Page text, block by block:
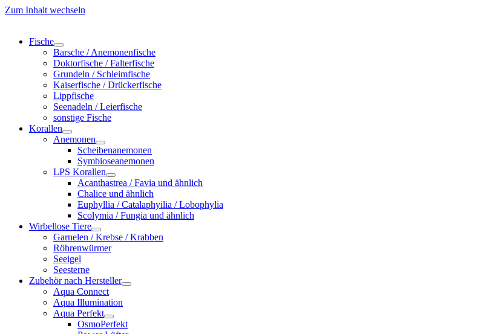
Zum Inhalt wechseln
Fische
Barsche / Anemonenfische
Doktorfische / Falterfische
Grundeln / Schleimfische
Kaiserfische / Drückerfische
Lippfische
Seenadeln / Leierfische
sonstige Fische
Korallen
Anemonen
Scheibenanemonen
Symbioseanemonen
LPS Korallen
Acanthastrea / Favia und ähnlich
Chalice und ähnlich
Euphyllia / Catalaphyilia / Lobophylia
Scolymia / Fungia und ähnlich
Wirbellose Tiere
Garnelen / Krebse / Krabben
Röhrenwürmer
Seeigel
Seesterne
Zubehör nach Hersteller
Aqua Connect
Aqua Illumination
Aqua Perfekt
OsmoPerfekt